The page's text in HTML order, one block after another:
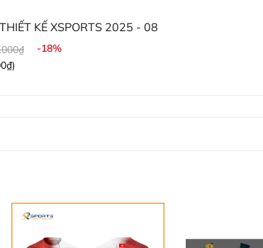
59kg - 64kg
bộ thiết kế Xsports?
sản phẩm chất lượng, kết hợp giữa tính
từng bước chạy, đặc biệt với thiết kế nhẹ
KẾ XSPORTS 2025 - 08
-18%
)